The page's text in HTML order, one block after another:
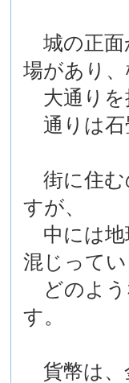
城の正面
場があり
大通りを
通りは石
街に住む
すが、
中には地
混じって
どのよう
す。
貨幣は、